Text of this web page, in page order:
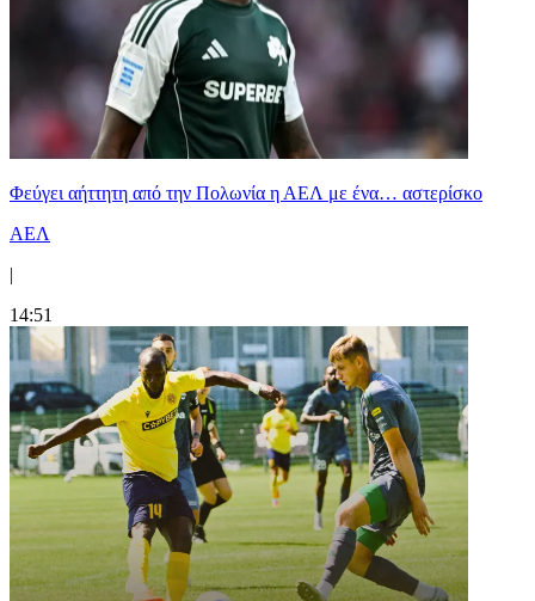
Φεύγει αήττητη από την Πολωνία η ΑΕΛ με ένα… αστερίσκο
ΑΕΛ
|
14:51